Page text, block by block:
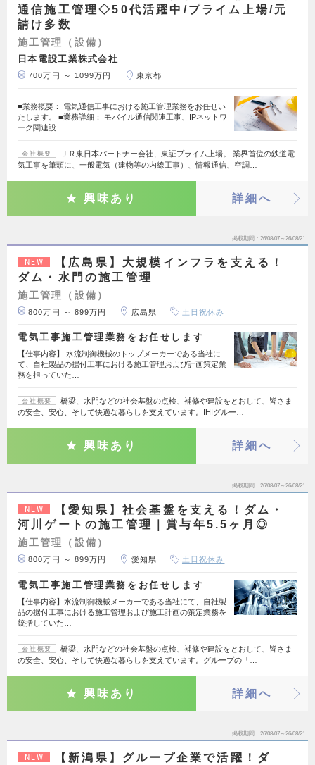
通信施工管理◇50代活躍中/プライム上場/元
請け多数
施工管理（設備）
日本電設工業株式会社
700万円 ～ 1099万円 東京都
■業務概要： 電気通信工事における施工管理業務をお任せい
たします。 ■業務詳細： モバイル通信関連工事、IPネットワ
ーク関連設…
会社概要
ＪＲ東日本パートナー会社、東証プライム上場。 業界首位の鉄道電
気工事を筆頭に、一般電気（建物等の内線工事）、情報通信、空調…
興味あり 詳細へ
掲載期間 26/08/07～26/08/21
NEW
【広島県】大規模インフラを支える！
ダム・水門の施工管理
施工管理（設備）
800万円 ～ 899万円 広島県 土日祝休み
電気工事施工管理業務をお任せします
【仕事内容】 水流制御機械のトップメーカーである当社に
て、自社製品の据付工事における施工管理および計画策定業
務を担っていた…
会社概要
橋梁、水門などの社会基盤の点検、補修や建設をとおして、皆さま
の安全、安心、そして快適な暮らしを支えています。IHIグルー…
興味あり 詳細へ
掲載期間 26/08/07～26/08/21
NEW
【愛知県】社会基盤を支える！ダム・
河川ゲートの施工管理｜賞与年5.5ヶ月◎
施工管理（設備）
800万円 ～ 899万円 愛知県 土日祝休み
電気工事施工管理業務をお任せします
【仕事内容】水流制御機械メーカーである当社にて、自社製
品の据付工事における施工管理および施工計画の策定業務を
統括していた…
会社概要
橋梁、水門などの社会基盤の点検、補修や建設をとおして、皆さま
の安全、安心、そして快適な暮らしを支えています。グループの「…
興味あり 詳細へ
掲載期間 26/08/07～26/08/21
NEW
【新潟県】グループ企業で活躍！ダ